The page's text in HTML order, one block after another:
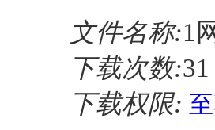
文件名称:1
下载次数:31
下载权限: